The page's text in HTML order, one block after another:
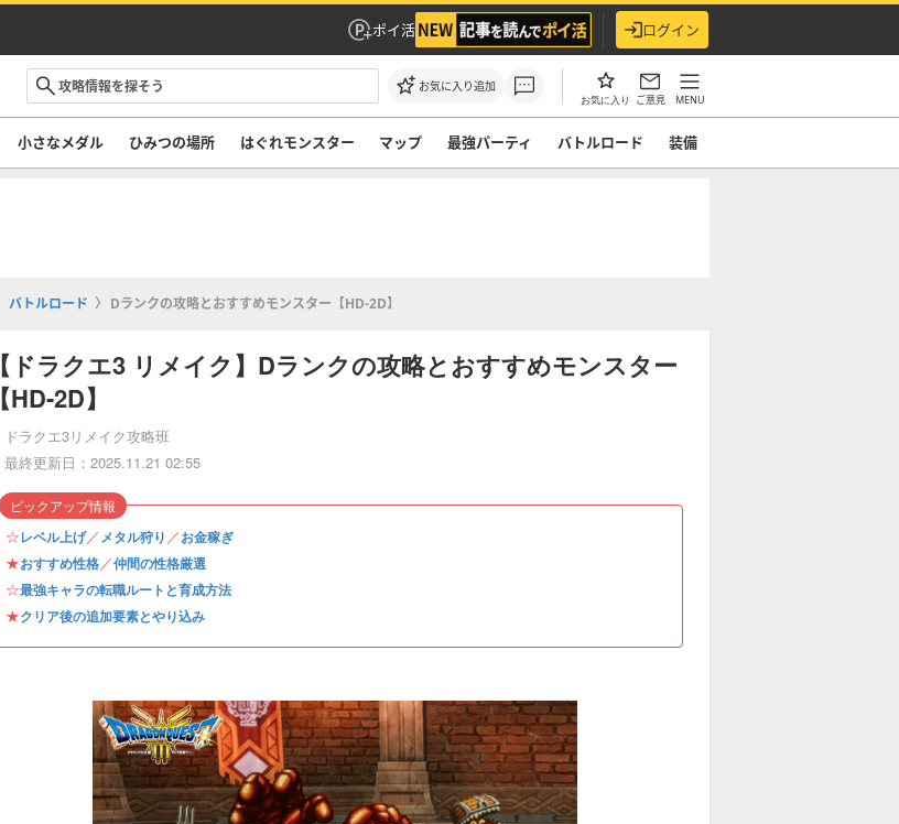
ポイ活 ログイン
お気に入り追加
お気に入り ご意見 MENU
小さなメダル ひみつの場所 はぐれモンスター マップ 最強パーティ バトルロード 装備
バトルロード Dランクの攻略とおすすめモンスター【HD-2D】
【ドラクエ3 リメイク】Dランクの攻略とおすすめモンスター
【HD-2D】
ドラクエ3リメイク攻略班
最終更新日：2025.11.21 02:55
☆レベル上げ／メタル狩り ／お金稼ぎ
★おすすめ性格／仲間の性格厳選
☆最強キャラの転職ルートと育成方法
★クリア後の追加要素とやり込み
ピックアップ情報